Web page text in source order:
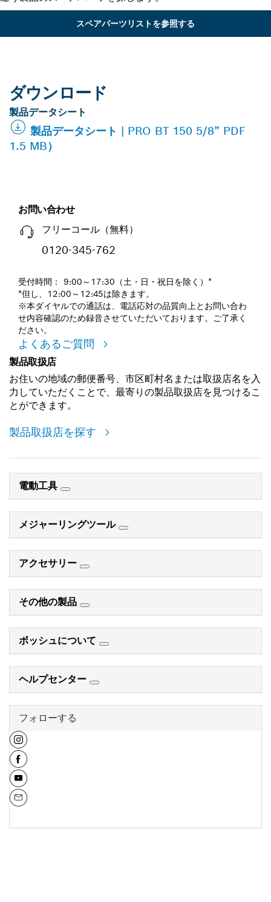
スペアパーツリストを参照する
ダウンロード
製品データシート
製品データシート | PRO BT 150 5/8” PDF
1.5 MB）
お問い合わせ
フリーコール（無料）
0120-345-762
受付時間： 9:00～17:30（土・日・祝日を除く）*
*但し、12:00～12:45は除きます。
※本ダイヤルでの通話は、電話応対の品質向上とお問い合わ
せ内容確認のため録音させていただいております。ご了承く
ださい。
よくあるご質問
製品取扱店
お住いの地域の郵便番号、市区町村名または取扱店名を入
力していただくことで、最寄りの製品取扱店を見つけるこ
とができます。
製品取扱店を探す
電動工具
メジャーリングツール
アクセサリー
その他の製品
ボッシュについて
ヘルプセンター
フォローする